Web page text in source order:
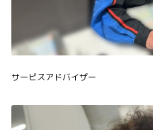
サービスアドバイザー